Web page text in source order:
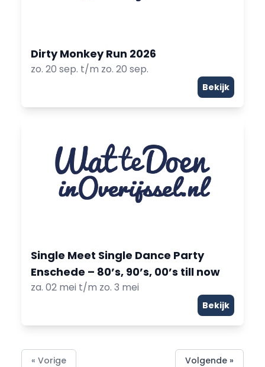
Dirty Monkey Run 2026
zo. 20 sep. t/m zo. 20 sep.
Bekijk
Single Meet Single Dance Party
Enschede – 80’s, 90’s, 00’s till now
za. 02 mei t/m zo. 3 mei
Bekijk
« Vorige Volgende »